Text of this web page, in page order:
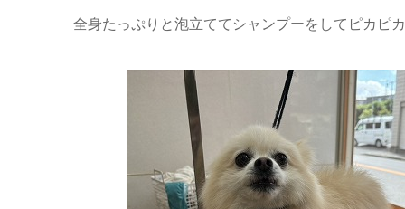
全身たっぷりと泡立ててシャンプーをしてピカピ